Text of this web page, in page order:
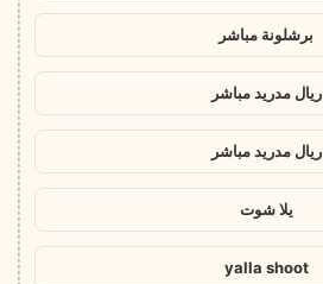
برشلونة مباشر
ريال مدريد مباشر
ريال مدريد مباشر
يلا شوت
yalla shoot